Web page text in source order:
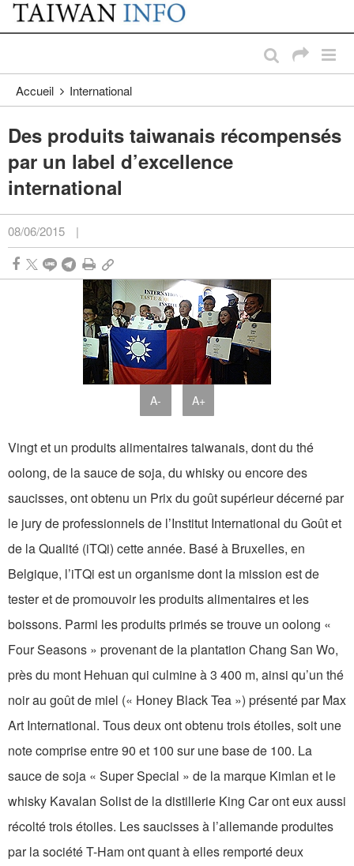
Passer au contenu principal
:::
Accueil International
Des produits taiwanais récompensés
par un label d’excellence
international
08/06/2015 |
A- A+
Vingt et un produits alimentaires taiwanais, dont du thé
oolong, de la sauce de soja, du whisky ou encore des
saucisses, ont obtenu un Prix du goût supérieur décerné par
le jury de professionnels de l’Institut International du Goût et
de la Qualité (iTQi) cette année. Basé à Bruxelles, en
Belgique, l’iTQi est un organisme dont la mission est de
tester et de promouvoir les produits alimentaires et les
boissons. Parmi les produits primés se trouve un oolong «
Four Seasons » provenant de la plantation Chang San Wo,
près du mont Hehuan qui culmine à 3 400 m, ainsi qu’un thé
noir au goût de miel (« Honey Black Tea ») présenté par Max
Art International. Tous deux ont obtenu trois étoiles, soit une
note comprise entre 90 et 100 sur une base de 100. La
sauce de soja « Super Special » de la marque Kimlan et le
whisky Kavalan Solist de la distillerie King Car ont eux aussi
récolté trois étoiles. Les saucisses à l’allemande produites
par la société T-Ham ont quant à elles remporté deux